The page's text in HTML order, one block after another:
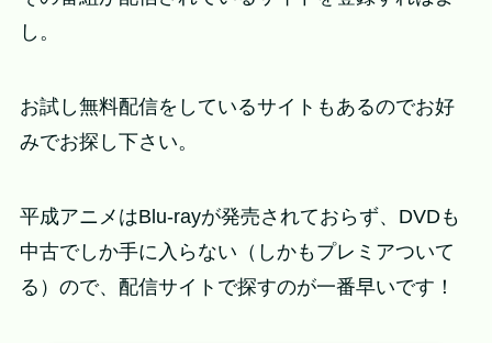
し。
お試し無料配信をしているサイトもあるのでお好
みでお探し下さい。
平成アニメはBlu-rayが発売されておらず、DVDも
中古でしか手に入らない（しかもプレミアついて
る）ので、配信サイトで探すのが一番早いです！